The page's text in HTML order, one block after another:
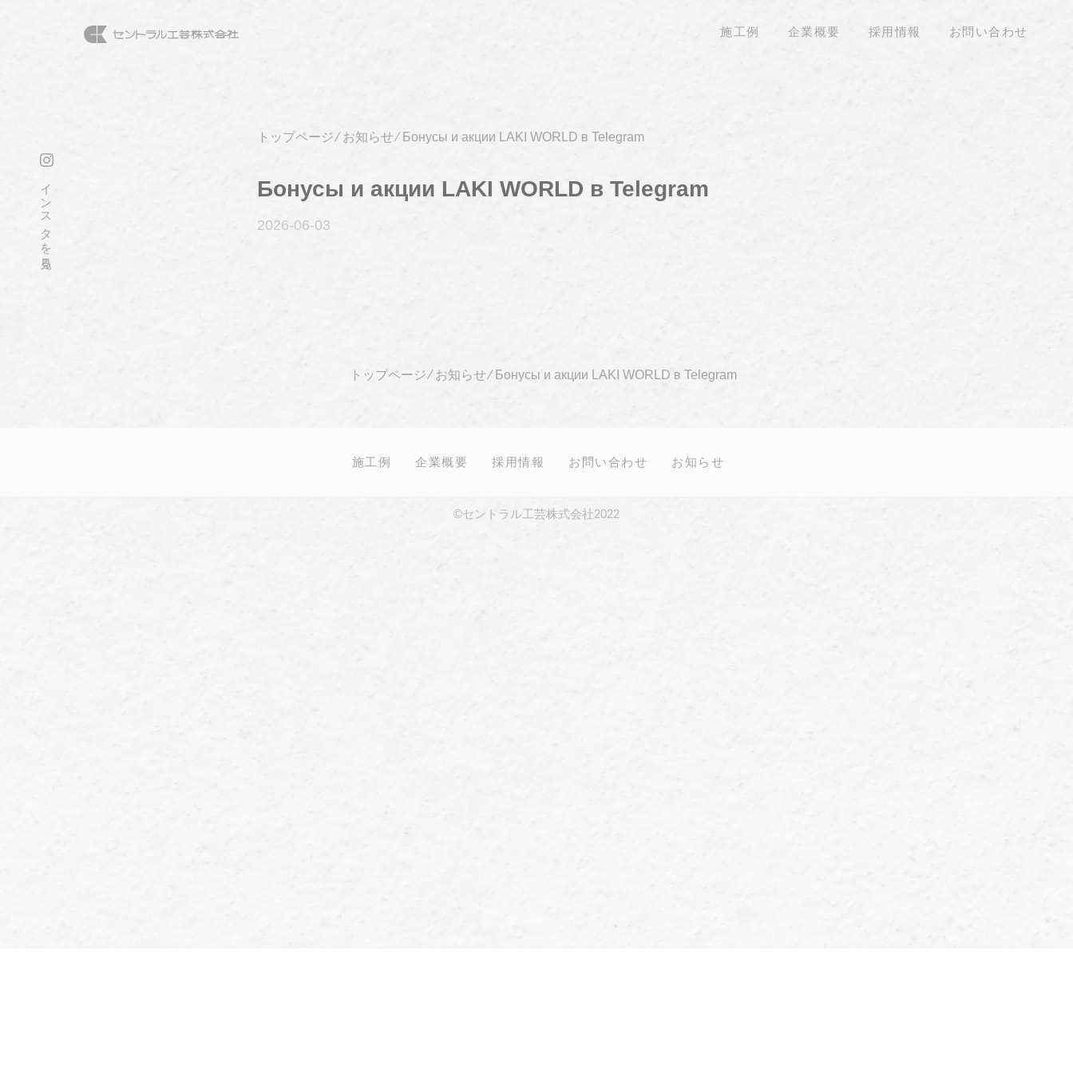
施工例 企業概要 採用情報 お問い合わせ
インスタを見る
トップページ⁄ お知らせ⁄ Бонусы и акции LAKI WORLD в Telegram
Бонусы и акции LAKI WORLD в Telegram
2026-06-03
トップページ⁄ お知らせ⁄ Бонусы и акции LAKI WORLD в Telegram
施工例 企業概要 採用情報 お問い合わせ お知らせ
©セントラル工芸株式会社2022